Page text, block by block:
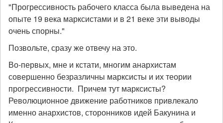
"Прогрессивность рабочего класса была выведена на
опыте 19 века марксистами и в 21 веке эти выводы
очень спорны."
Позвольте, сразу же отвечу на это.
Во-первых, мне и кстати, многим анархистам
совершенно безразличны марксисты и их теории
прогрессивности. Причем тут марксисты?
Революционное движение работников привлекало
именно анархистов, сторонников идей Бакунина и